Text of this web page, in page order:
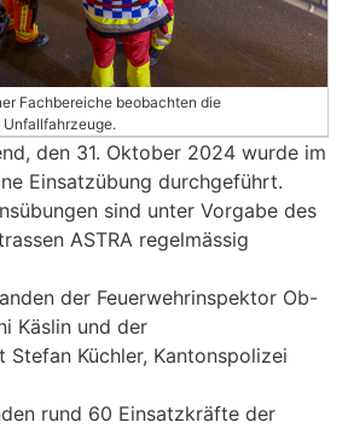
Fachbereiche beobachten die
den 31. Oktober 2024 wurde im
Einsatzübung durchgeführt.
sind unter Vorgabe des
ASTRA regelmässig
der Feuerwehrinspektor Ob-
Käslin und der
Stefan Küchler, Kantonspolizei
rund 60 Einsatzkräfte der